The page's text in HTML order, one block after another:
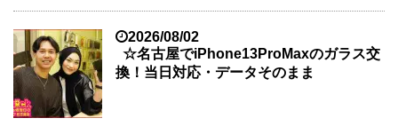
2026/08/02
☆名古屋でiPhone13ProMaxのガラス交
換！当日対応・データそのまま